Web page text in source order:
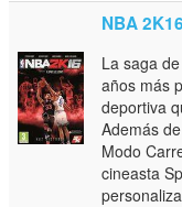
NBA 2K16
La saga
años más
deportiva
Además
Modo
cineasta